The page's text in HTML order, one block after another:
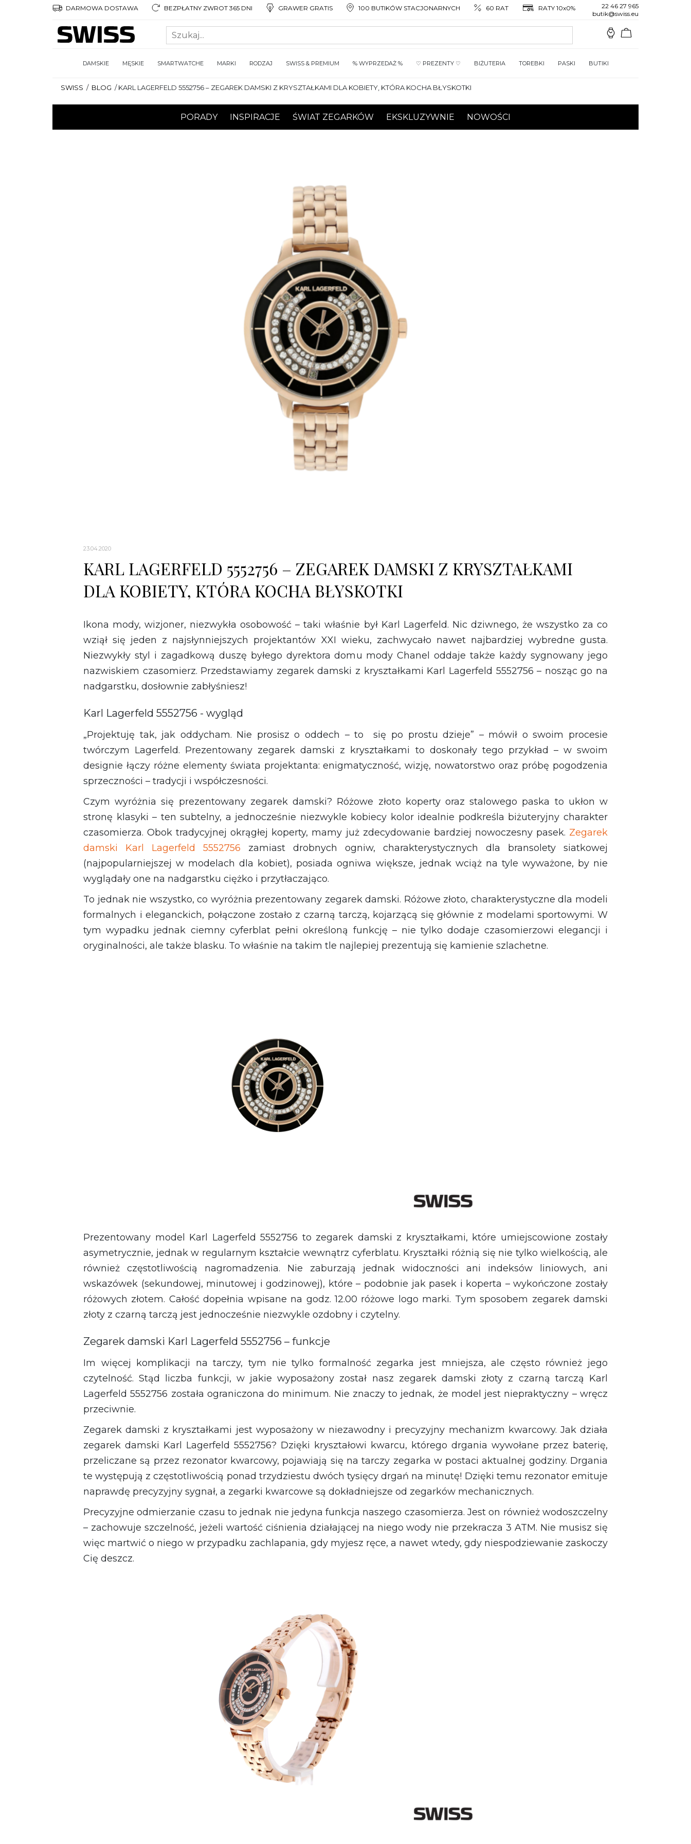
DARMOWA DOSTAWA BEZPŁATNY ZWROT 365 DNI GRAWER GRATIS 100 BUTIKÓW STACJONARNYCH 60 RAT RATY 10x0%
22 46 27 965
butik@swiss.eu
DAMSKIE MĘSKIE SMARTWATCHE MARKI RODZAJ SWISS & PREMIUM % WYPRZEDAŻ % ♡ PREZENTY ♡ BIŻUTERIA TOREBKI PASKI BUTIKI
SWISS / BLOG /KARL LAGERFELD 5552756 – ZEGAREK DAMSKI Z KRYSZTAŁKAMI DLA KOBIETY, KTÓRA KOCHA BŁYSKOTKI
PORADY INSPIRACJE ŚWIAT ZEGARKÓW EKSKLUZYWNIE NOWOŚCI
23.04.2020
KARL LAGERFELD 5552756 – ZEGAREK DAMSKI Z KRYSZTAŁKAMI
DLA KOBIETY, KTÓRA KOCHA BŁYSKOTKI
Ikona mody, wizjoner, niezwykła osobowość – taki właśnie był Karl Lagerfeld. Nic dziwnego, że wszystko za co
wziął się jeden z najsłynniejszych projektantów XXI wieku, zachwycało nawet najbardziej wybredne gusta.
Niezwykły styl i zagadkową duszę byłego dyrektora domu mody Chanel oddaje także każdy sygnowany jego
nazwiskiem czasomierz. Przedstawiamy zegarek damski z kryształkami Karl Lagerfeld 5552756 – nosząc go na
nadgarstku, dosłownie zabłyśniesz!
Karl Lagerfeld 5552756 - wygląd
„Projektuję tak, jak oddycham. Nie prosisz o oddech – to się po prostu dzieje” – mówił o swoim procesie
twórczym Lagerfeld. Prezentowany zegarek damski z kryształkami to doskonały tego przykład – w swoim
designie łączy różne elementy świata projektanta: enigmatyczność, wizję, nowatorstwo oraz próbę pogodzenia
sprzeczności – tradycji i współczesności.
Czym wyróżnia się prezentowany zegarek damski? Różowe złoto koperty oraz stalowego paska to ukłon w
stronę klasyki – ten subtelny, a jednocześnie niezwykle kobiecy kolor idealnie podkreśla biżuteryjny charakter
czasomierza. Obok tradycyjnej okrągłej koperty, mamy już zdecydowanie bardziej nowoczesny pasek. Zegarek
damski Karl Lagerfeld 5552756 zamiast drobnych ogniw, charakterystycznych dla bransolety siatkowej
(najpopularniejszej w modelach dla kobiet), posiada ogniwa większe, jednak wciąż na tyle wyważone, by nie
wyglądały one na nadgarstku ciężko i przytłaczająco.
To jednak nie wszystko, co wyróżnia prezentowany zegarek damski. Różowe złoto, charakterystyczne dla modeli
formalnych i eleganckich, połączone zostało z czarną tarczą, kojarzącą się głównie z modelami sportowymi. W
tym wypadku jednak ciemny cyferblat pełni określoną funkcję – nie tylko dodaje czasomierzowi elegancji i
oryginalności, ale także blasku. To właśnie na takim tle najlepiej prezentują się kamienie szlachetne.
Prezentowany model Karl Lagerfeld 5552756 to zegarek damski z kryształkami, które umiejscowione zostały
asymetrycznie, jednak w regularnym kształcie wewnątrz cyferblatu. Kryształki różnią się nie tylko wielkością, ale
również częstotliwością nagromadzenia. Nie zaburzają jednak widoczności ani indeksów liniowych, ani
wskazówek (sekundowej, minutowej i godzinowej), które – podobnie jak pasek i koperta – wykończone zostały
różowych złotem. Całość dopełnia wpisane na godz. 12.00 różowe logo marki. Tym sposobem zegarek damski
złoty z czarną tarczą jest jednocześnie niezwykle ozdobny i czytelny.
Zegarek damski Karl Lagerfeld 5552756 – funkcje
Im więcej komplikacji na tarczy, tym nie tylko formalność zegarka jest mniejsza, ale często również jego
czytelność. Stąd liczba funkcji, w jakie wyposażony został nasz zegarek damski złoty z czarną tarczą Karl
Lagerfeld 5552756 została ograniczona do minimum. Nie znaczy to jednak, że model jest niepraktyczny – wręcz
przeciwnie.
Zegarek damski z kryształkami jest wyposażony w niezawodny i precyzyjny mechanizm kwarcowy. Jak działa
zegarek damski Karl Lagerfeld 5552756? Dzięki kryształowi kwarcu, którego drgania wywołane przez baterię,
przeliczane są przez rezonator kwarcowy, pojawiają się na tarczy zegarka w postaci aktualnej godziny. Drgania
te występują z częstotliwością ponad trzydziestu dwóch tysięcy drgań na minutę! Dzięki temu rezonator emituje
naprawdę precyzyjny sygnał, a zegarki kwarcowe są dokładniejsze od zegarków mechanicznych.
Precyzyjne odmierzanie czasu to jednak nie jedyna funkcja naszego czasomierza. Jest on również wodoszczelny
– zachowuje szczelność, jeżeli wartość ciśnienia działającej na niego wody nie przekracza 3 ATM. Nie musisz się
więc martwić o niego w przypadku zachlapania, gdy myjesz ręce, a nawet wtedy, gdy niespodziewanie zaskoczy
Cię deszcz.